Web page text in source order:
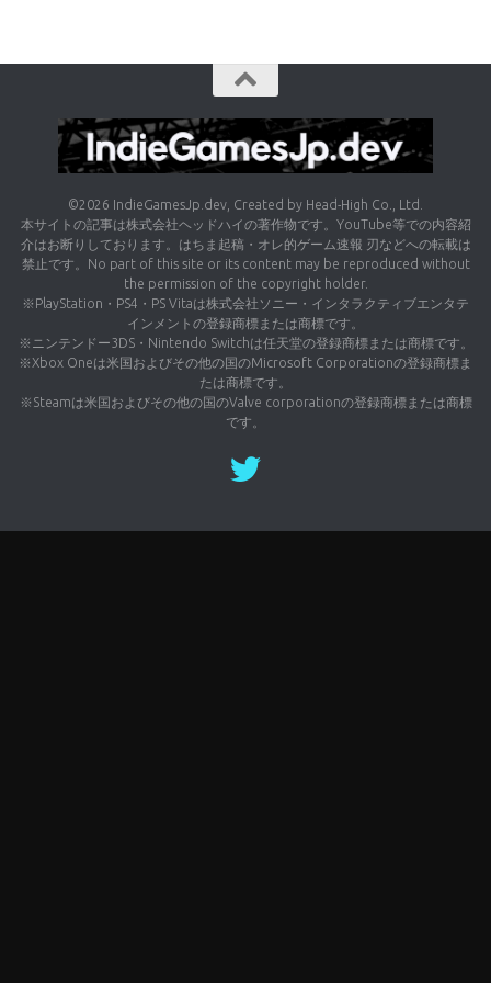
©2026 IndieGamesJp.dev, Created by Head-High Co., Ltd.
本サイトの記事は株式会社ヘッドハイの著作物です。YouTube等での内容紹
介はお断りしております。はちま起稿・オレ的ゲーム速報 刃などへの転載は
禁止です。No part of this site or its content may be reproduced without
the permission of the copyright holder.
※PlayStation・PS4・PS Vitaは株式会社ソニー・インタラクティブエンタテ
インメントの登録商標または商標です。
※ニンテンドー3DS・Nintendo Switchは任天堂の登録商標または商標です。
※Xbox Oneは米国およびその他の国のMicrosoft Corporationの登録商標ま
たは商標です。
※Steamは米国およびその他の国のValve corporationの登録商標または商標
です。